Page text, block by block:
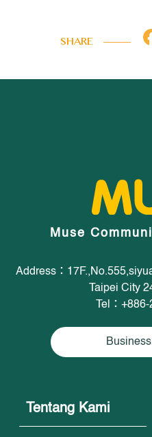
SHARE
Muse
Address：
Taipei City
Tel：
Tentang Kami